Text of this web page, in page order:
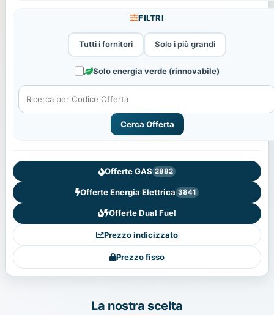
FILTRI
Tutti i fornitori Solo i più grandi
Solo energia verde (rinnovabile)
Cerca Offerta
Offerte GAS 2882
Offerte Energia Elettrica 3841
Offerte Dual Fuel
Prezzo indicizzato
Prezzo fisso
La nostra scelta